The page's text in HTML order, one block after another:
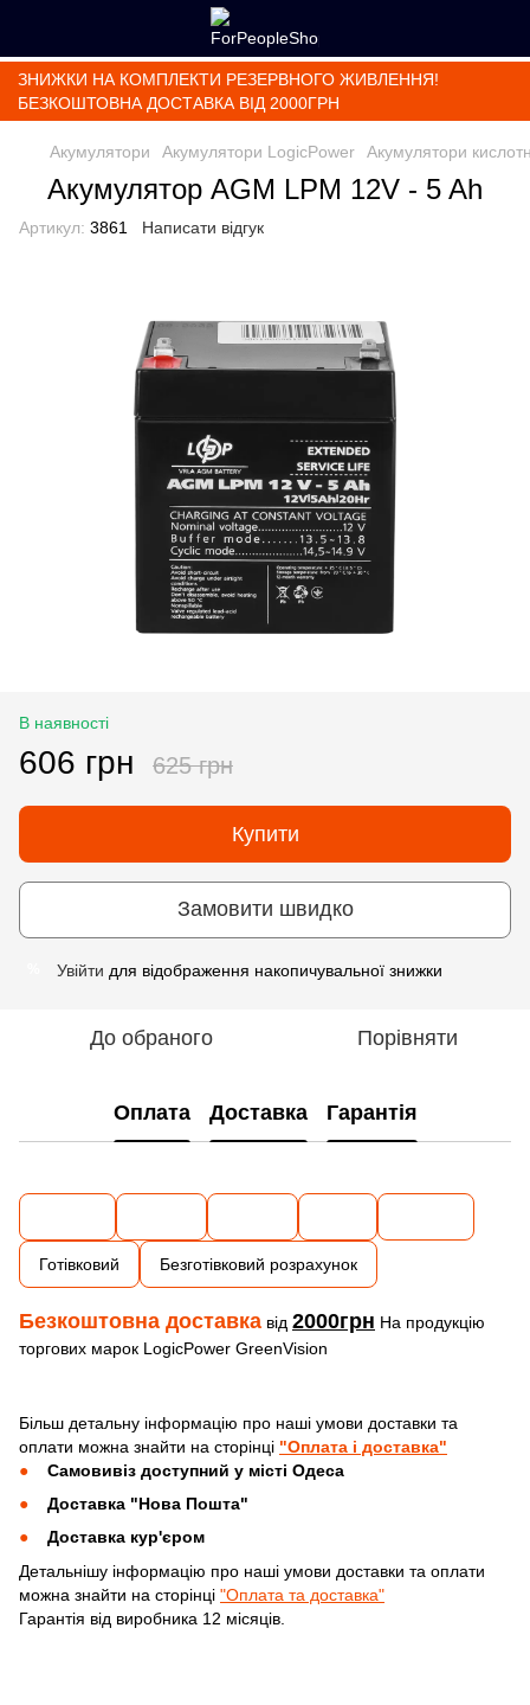
ЗНИЖКИ НА КОМПЛЕКТИ РЕЗЕРВНОГО ЖИВЛЕННЯ!
БЕЗКОШТОВНА ДОСТАВКА ВІД 2000ГРН
Акумулятори Акумулятори LogicPower Акумулятори
Акумулятор AGM LPM 12V - 5 Ah
Артикул: 3861 Написати відгук
В наявності
606 грн 625 грн
Купити
Замовити швидко
Увійти для відображення накопичувальної знижки
До обраного Порівняти
Оплата Доставка Гарантія
Готівковий Безготівковий розрахунок
Безкоштовна доставка від 2000грн На продукцію
торгових марок LogicPower GreenVision
Більш детальну інформацію про наші умови доставки та
оплати можна знайти на сторінці "Оплата і доставка"
Самовивіз доступний у місті Одеса
Доставка "Нова Пошта"
Доставка кур'єром
Детальнішу інформацію про наші умови доставки та оплати
можна знайти на сторінці "Оплата та доставка"
Гарантія від виробника 12 місяців.